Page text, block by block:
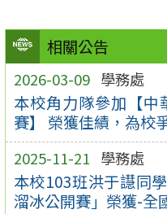
相關公告
2026-03-09 學務處
本校角力隊參加【
賽】 榮獲佳績，為校
2025-11-21 學務處
本校103班洪于譿同
溜冰公開賽」榮獲-全